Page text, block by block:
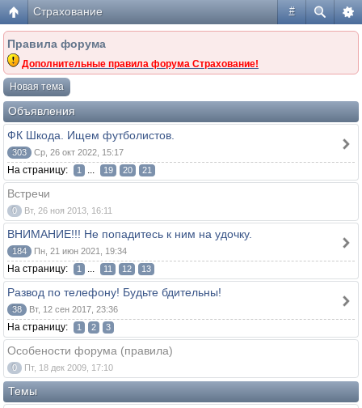
#
Страхование
Правила форума
Дополнительные правила форума Страхование!
Новая тема
Объявления
ФК Шкода. Ищем футболистов.
303 Ср, 26 окт 2022, 15:17
На страницу: 1 ... 19 20 21
Встречи
0 Вт, 26 ноя 2013, 16:11
ВНИМАНИЕ!!! Не попадитесь к ним на удочку.
184 Пн, 21 июн 2021, 19:34
На страницу: 1 ... 11 12 13
Развод по телефону! Будьте бдительны!
38 Вт, 12 сен 2017, 23:36
На страницу: 1 2 3
Особености форума (правила)
0 Пт, 18 дек 2009, 17:10
Темы